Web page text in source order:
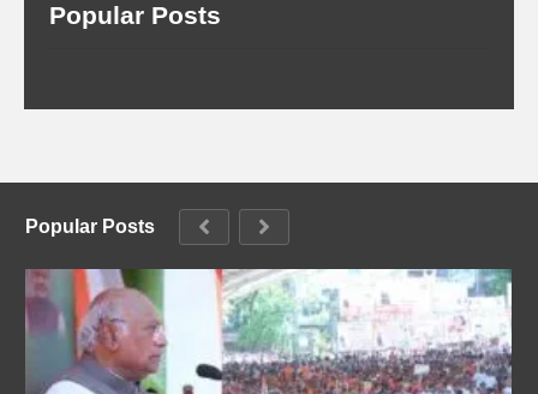
Popular Posts
Popular Posts